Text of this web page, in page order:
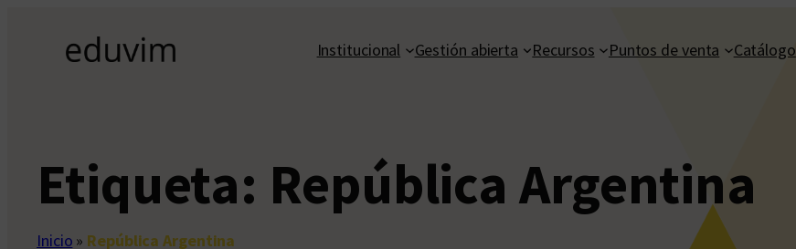
contenido
Institucional Gestión abierta Recursos Puntos de venta Catálogo
Etiqueta: República Argentina
Inicio » República Argentina